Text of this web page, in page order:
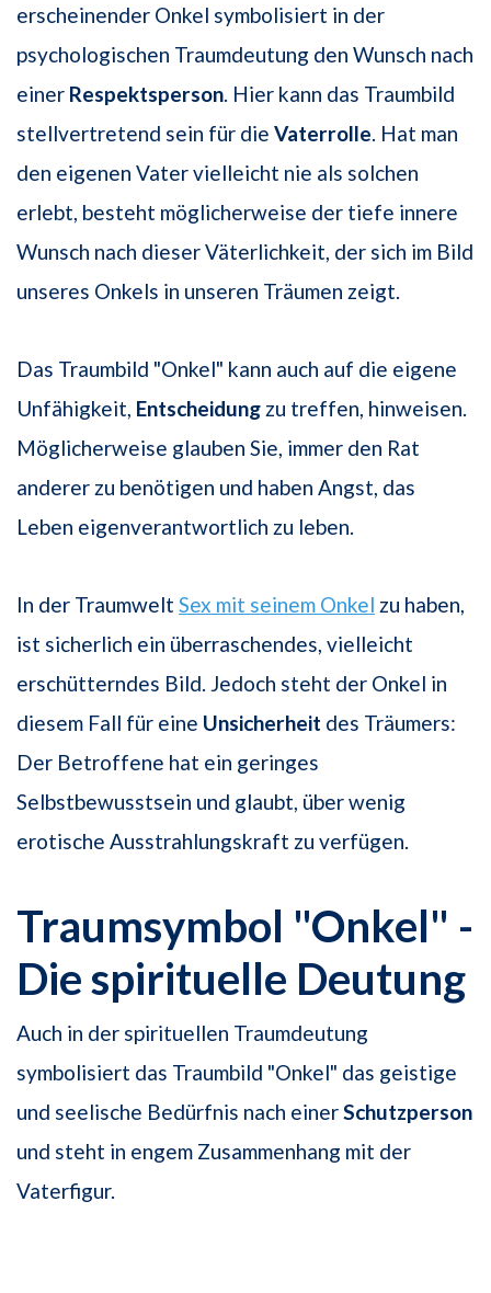
erscheinender Onkel symbolisiert in der
psychologischen Traumdeu­tung den Wunsch nach
einer Respektsperson . Hier kann das Traumbild
stellvertre­tend sein für die Vaterrolle . Hat man
den eigenen Vater vielleicht nie als solchen
erlebt, besteht möglicherweise der tiefe innere
Wunsch nach dieser Väterlichkeit, der sich im Bild
unseres Onkels in unseren Träumen zeigt.
Das Traumbild "Onkel" kann auch auf die eigene
Unfähigkeit, Entscheidung zu treffen, hinweisen.
Möglicherweise glauben Sie, immer den Rat
anderer zu benöti­gen und haben Angst, das
Leben eigenverantwortlich zu leben.
In der Traumwelt Sex mit seinem Onkel zu haben,
ist sicherlich ein überraschendes, vielleicht
erschütterndes Bild. Jedoch steht der Onkel in
diesem Fall für eine Unsicherheit des Träumers:
Der Betroffene hat ein geringes
Selbstbewusstsein und glaubt, über wenig
erotische Ausstrahlungskraft zu verfügen.
Traumsymbol "Onkel" -
Die spirituelle Deutung
Auch in der spirituellen Traumdeutung
symbolisiert das Traumbild "Onkel" das geis­tige
und seelische Bedürfnis nach einer Schutzperson
und steht in engem Zusammenhang mit der
Vaterfigur.